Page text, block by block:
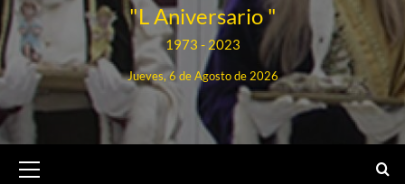
"L Aniversario "
1973 - 2023
Jueves, 6 de Agosto de 2026
primario